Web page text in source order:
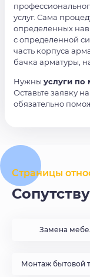
услуг. Сама
определенных
с определенной
часть корпуса
бачка арматуры,
Нужны услуги по
Оставьте заявку
обязательно
Страницы
Замена
Монтаж бытовой